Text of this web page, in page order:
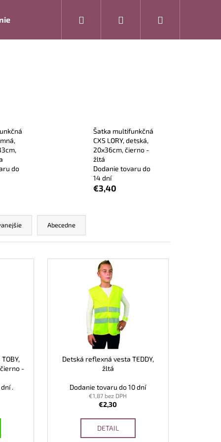
Drogéria Modelová rada ARTRA
Prihlásenie
do
Šatka multifunkčná
CXS LORY, detská,
20x36cm, čierno -
žltá
Dodanie tovaru do
14 dní
€3,40
Abecedne
-
.
Detská reflexná vesta TEDDY,
žltá
Dodanie tovaru do 10 dní
€1,87 bez DPH
€2,30
DETAIL
OBUV UVEX 2
ČIERNA